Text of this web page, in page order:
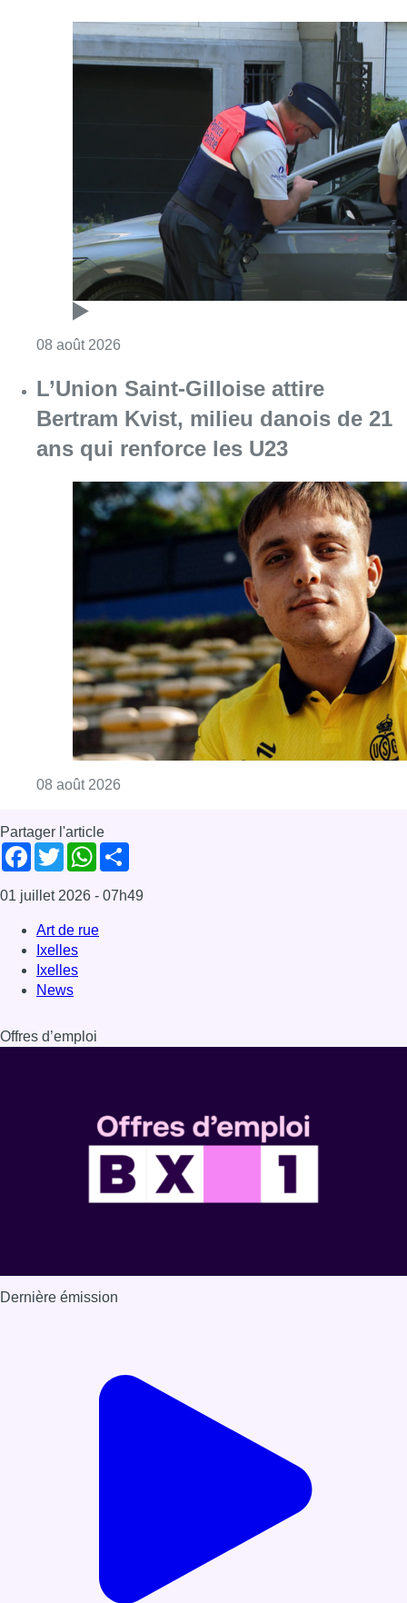
08 août 2026
L’Union Saint-Gilloise attire
Bertram Kvist, milieu danois de 21
ans qui renforce les U23
08 août 2026
Partager l'article
Facebook
TwitterWhatsApp
01 juillet 2026 - 07h49
Art de rue
Ixelles
Ixelles
News
Offres d’emploi
Dernière émission